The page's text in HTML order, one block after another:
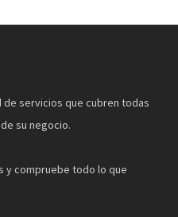
de servicios que cubren todas
su negocio.
y compruebe todo lo que